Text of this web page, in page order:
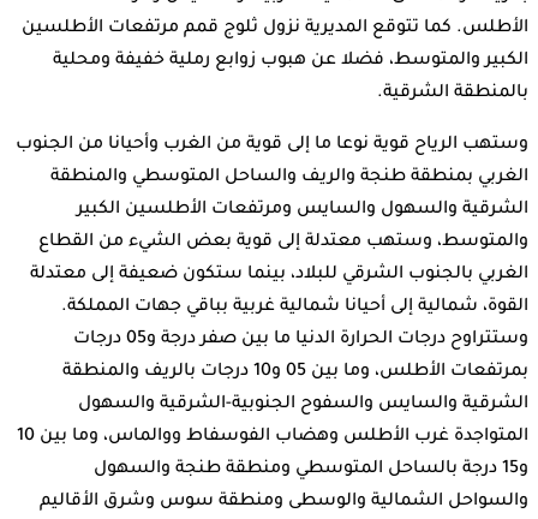
الأطلس. كما تتوقع المديرية نزول ثلوج قمم مرتفعات الأطلسين
الكبير والمتوسط، فضلا عن هبوب زوابع رملية خفيفة ومحلية
بالمنطقة الشرقية.
وستهب الرياح قوية نوعا ما إلى قوية من الغرب وأحيانا من الجنوب
الغربي بمنطقة طنجة والريف والساحل المتوسطي والمنطقة
الشرقية والسهول والسايس ومرتفعات الأطلسين الكبير
والمتوسط، وستهب معتدلة إلى قوية بعض الشيء من القطاع
الغربي بالجنوب الشرقي للبلاد، بينما ستكون ضعيفة إلى معتدلة
القوة، شمالية إلى أحيانا شمالية غربية بباقي جهات المملكة.
وستتراوح درجات الحرارة الدنيا ما بين صفر درجة و05 درجات
بمرتفعات الأطلس، وما بين 05 و10 درجات بالريف والمنطقة
الشرقية والسايس والسفوح الجنوبية-الشرقية والسهول
المتواجدة غرب الأطلس وهضاب الفوسفاط ووالماس، وما بين 10
و15 درجة بالساحل المتوسطي ومنطقة طنجة والسهول
والسواحل الشمالية والوسطى ومنطقة سوس وشرق الأقاليم